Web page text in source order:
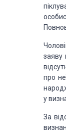
заяву
про
у
За